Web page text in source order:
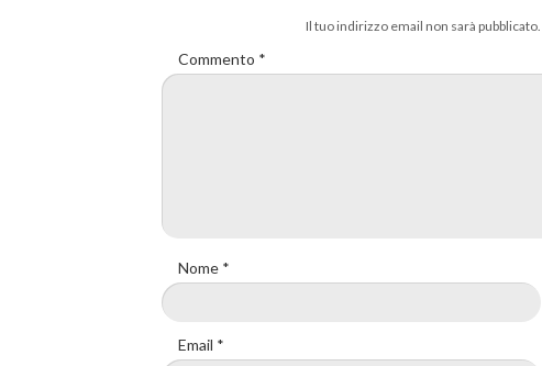
Il tuo indirizzo email non sarà pubblicato.
Commento *
Nome *
Email *